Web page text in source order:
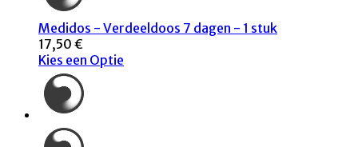
Medidos - Verdeeldoos 7 dagen - 1 stuk
17,50 €
Kies een Optie